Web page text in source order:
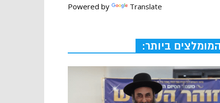
Powered by Translate
המומלצים ביותר: